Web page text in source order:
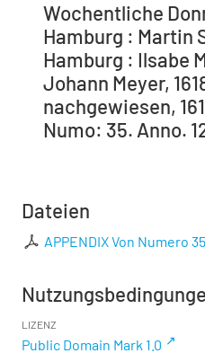
Wochentliche
Hamburg : Martin
Hamburg : Ilsabe
Johann Meyer,
nachgewiesen,
Numo: 35. Anno.
Dateien
APPENDIX Von Numero 35.
LIZENZ
Public Domain Mark 1.0